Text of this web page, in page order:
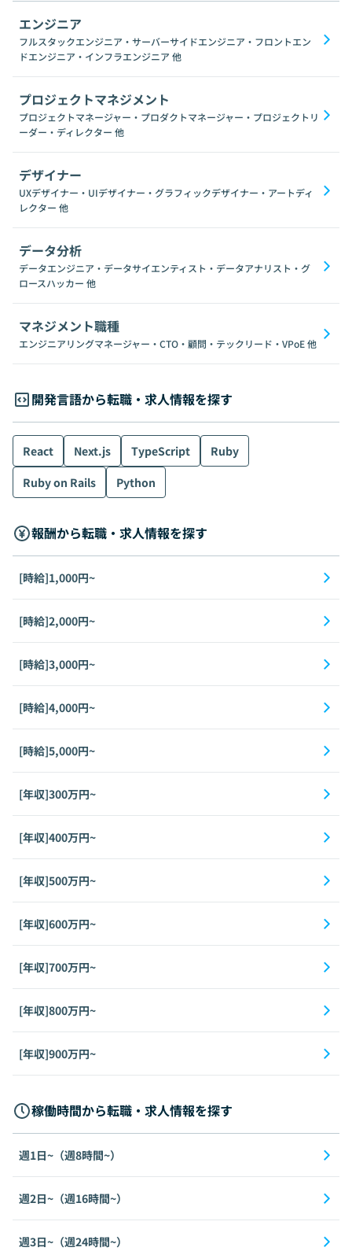
エンジニア
フルスタックエンジニア・サーバーサイドエンジニア・フロントエン
ドエンジニア・インフラエンジニア 他
プロジェクトマネジメント
プロジェクトマネージャー・プロダクトマネージャー・プロジェクトリ
ーダー・ディレクター 他
デザイナー
UXデザイナー・UIデザイナー・グラフィックデザイナー・アートディ
レクター 他
データ分析
データエンジニア・データサイエンティスト・データアナリスト・グ
ロースハッカー 他
マネジメント職種
エンジニアリングマネージャー・CTO・顧問・テックリード・VPoE他
開発言語から転職・求人情報を探す
React Next.js TypeScript
Ruby
Ruby on Rails
Python
報酬から転職・求人情報を探す
[時給]1,000円~
[時給]2,000円~
[時給]3,000円~
[時給]4,000円~
[時給]5,000円~
[年収]300万円~
[年収]400万円~
[年収]500万円~
[年収]600万円~
[年収]700万円~
[年収]800万円~
[年収]900万円~
稼働時間から転職・求人情報を探す
週1日~（週8時間~）
週2日~（週16時間~）
週3日~（週24時間~）